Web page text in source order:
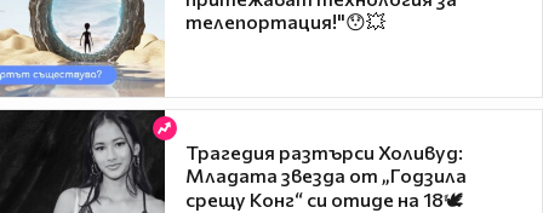
телепортация!"😯💥
Трагедия разтърси Холивуд:
Младата звезда от „Годзила
срещу Конг“ си отиде на 18🕊️